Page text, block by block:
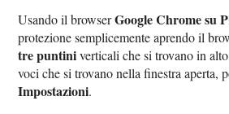
Usando il browserGoogle Chrome su
protezione semplicemente aprendo il
tre puntiniverticali che si trovano in
voci che si trovano nella finestra aperta,
Impostazioni.